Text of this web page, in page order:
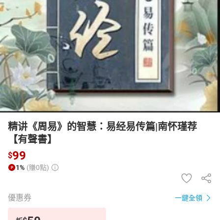
日本購物 電子/紙本書
HOT
精讲《周易》的智慧：易经易传篇|南怀瑾荐
【有聲書】
$99
1% (賺0點)
優惠券 一鍵全領